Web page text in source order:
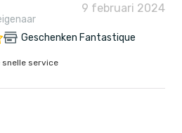
9 februari 2024
Geschenken Fantastique
snelle service